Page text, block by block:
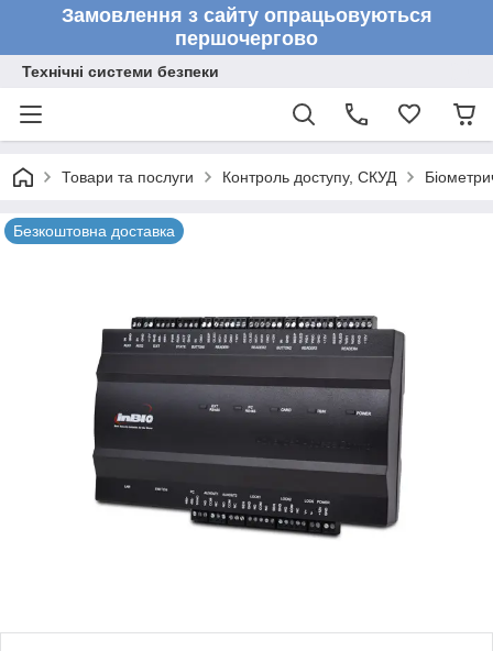
Замовлення з сайту опрацьовуються
першочергово
Технічні системи безпеки
Товари та послуги Контроль доступу, СКУД
Безкоштовна доставка